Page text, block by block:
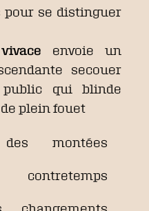
pour se distinguer
envoie un
secouer
qui blinde
plein fouet
montées
contretemps